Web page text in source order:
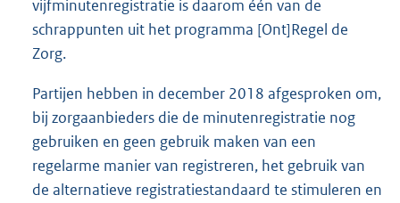
vijfminutenregistratie is daarom één van de
schrappunten uit het programma [Ont]Regel de
Zorg.
Partijen hebben in december 2018 afgesproken om,
bij zorgaanbieders die de minutenregistratie nog
gebruiken en geen gebruik maken van een
regelarme manier van registreren, het gebruik van
de alternatieve registratiestandaard te stimuleren en